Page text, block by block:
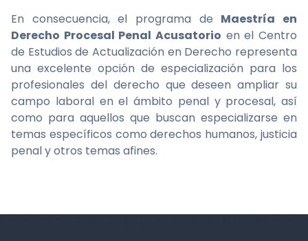
En consecuencia, el programa de Maestría en
Derecho Procesal Penal Acusatorio en el Centro
de Estudios de Actualización en Derecho representa
una excelente opción de especialización para los
profesionales del derecho que deseen ampliar su
campo laboral en el ámbito penal y procesal, así
como para aquellos que buscan especializarse en
temas específicos como derechos humanos, justicia
penal y otros temas afines.